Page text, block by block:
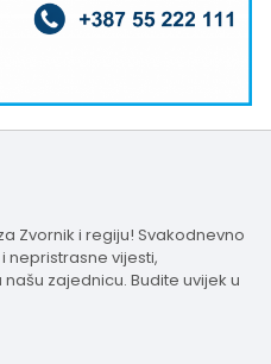
Zvornik i regiju! Svakodnevno
nepristrasne vijesti,
zajednicu. Budite uvijek u